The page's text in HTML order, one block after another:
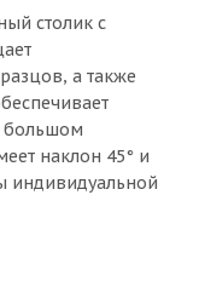
столик с
а также
большом
наклон 45° и
индивидуальной